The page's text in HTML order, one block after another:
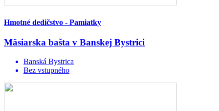
Hmotné dedičstvo - Pamiatky
Mäsiarska bašta v Banskej Bystrici
Banská Bystrica
Bez vstupného